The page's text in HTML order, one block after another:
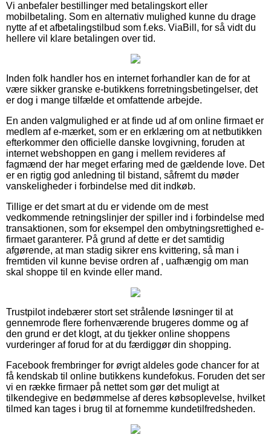
Vi anbefaler bestillinger med betalingskort eller
mobilbetaling. Som en alternativ mulighed kunne du drage
nytte af et afbetalingstilbud som f.eks. ViaBill, for så vidt du
hellere vil klare betalingen over tid.
Inden folk handler hos en internet forhandler kan de for at
være sikker granske e-butikkens forretningsbetingelser, det
er dog i mange tilfælde et omfattende arbejde.
En anden valgmulighed er at finde ud af om online firmaet er
medlem af e-mærket, som er en erklæring om at netbutikken
efterkommer den officielle danske lovgivning, foruden at
internet webshoppen en gang i mellem revideres af
fagmænd der har meget erfaring med de gældende love. Det
er en rigtig god anledning til bistand, såfremt du møder
vanskeligheder i forbindelse med dit indkøb.
Tillige er det smart at du er vidende om de mest
vedkommende retningslinjer der spiller ind i forbindelse med
transaktionen, som for eksempel den ombytningsrettighed e-
firmaet garanterer. På grund af dette er det samtidig
afgørende, at man stadig sikrer ens kvittering, så man i
fremtiden vil kunne bevise ordren af , uafhængig om man
skal shoppe til en kvinde eller mand.
Trustpilot indebærer stort set strålende løsninger til at
gennemrode flere forhenværende brugeres domme og af
den grund er det klogt, at du tjekker online shoppens
vurderinger af forud for at du færdiggør din shopping.
Facebook frembringer for øvrigt aldeles gode chancer for at
få kendskab til online butikkens kundefokus. Foruden det ser
vi en række firmaer på nettet som gør det muligt at
tilkendegive en bedømmelse af deres købsoplevelse, hvilket
tilmed kan tages i brug til at fornemme kundetilfredsheden.